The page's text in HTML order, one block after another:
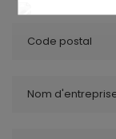
Code postal
Nom